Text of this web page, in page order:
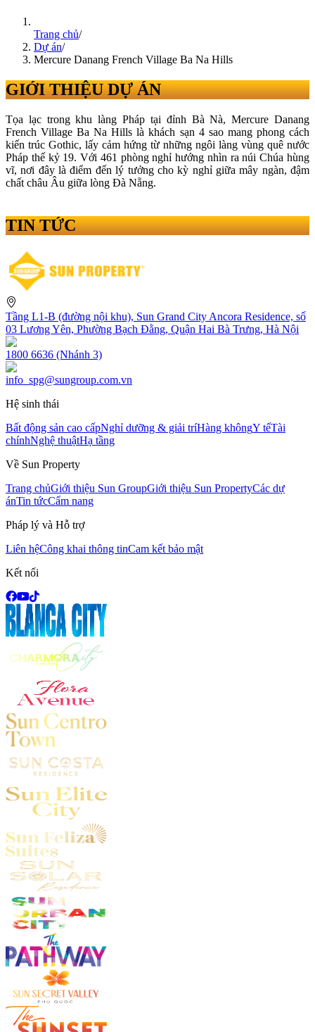
Trang chủ/
Dự án/
Mercure Danang French Village Ba Na Hills
GIỚI THIỆU DỰ ÁN
Tọa lạc trong khu làng Pháp tại đỉnh Bà Nà, Mercure Danang
French Village Ba Na Hills là khách sạn 4 sao mang phong cách
kiến trúc Gothic, lấy cảm hứng từ những ngôi làng vùng quê nước
Pháp thế kỷ 19. Với 461 phòng nghỉ hướng nhìn ra núi Chúa hùng
vĩ, nơi đây là điểm đến lý tưởng cho kỳ nghỉ giữa mây ngàn, đậm
chất châu Âu giữa lòng Đà Nẵng.
TIN TỨC
Tầng L1-B (đường nội khu), Sun Grand City Ancora Residence, số
03 Lương Yên, Phường Bạch Đằng, Quận Hai Bà Trưng, Hà Nội
1800 6636 (Nhánh 3)
info_spg@sungroup.com.vn
Hệ sinh thái
Bất động sản cao cấpNghỉ dưỡng & giải tríHàng khôngY tếTài
chínhNghệ thuậtHạ tầng
Về Sun Property
Trang chủGiới thiệu Sun GroupGiới thiệu Sun PropertyCác dự
ánTin tứcCẩm nang
Pháp lý và Hỗ trợ
Liên hệCông khai thông tinCam kết bảo mật
Kết nối